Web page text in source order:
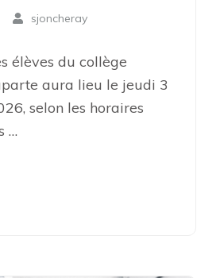
sjoncheray
élèves du collège
aura lieu le jeudi 3
selon les horaires
…